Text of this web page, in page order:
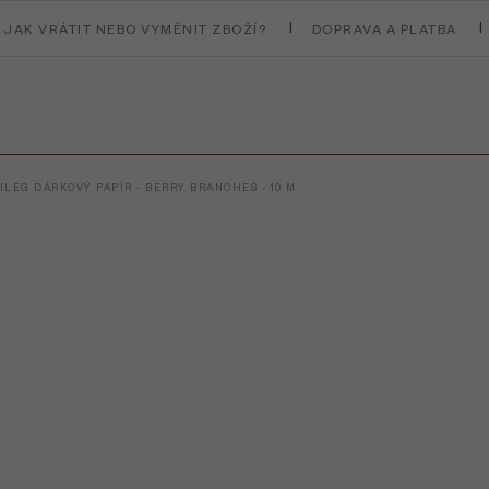
JAK VRÁTIT NEBO VYMĚNIT ZBOŽÍ? DOPRAVA A PLATBA
DÁRKOVÝ PAPÍR - BERRY BRANCHES - 10 M